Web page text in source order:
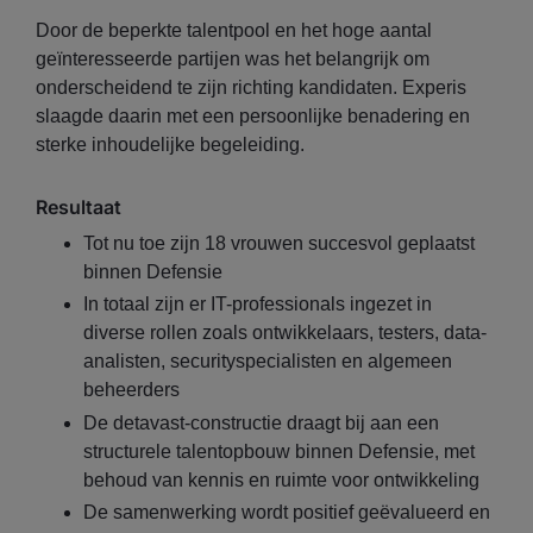
Door de beperkte talentpool en het hoge aantal
geïnteresseerde partijen was het belangrijk om
onderscheidend te zijn richting kandidaten. Experis
slaagde daarin met een persoonlijke benadering en
sterke inhoudelijke begeleiding.
Resultaat
Tot nu toe zijn 18 vrouwen succesvol geplaatst
binnen Defensie
In totaal zijn er IT-professionals ingezet in
diverse rollen zoals ontwikkelaars, testers, data-
analisten, securityspecialisten en algemeen
beheerders
De detavast-constructie draagt bij aan een
structurele talentopbouw binnen Defensie, met
behoud van kennis en ruimte voor ontwikkeling
De samenwerking wordt positief geëvalueerd en